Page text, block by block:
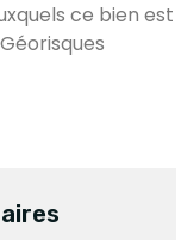
ce bien est